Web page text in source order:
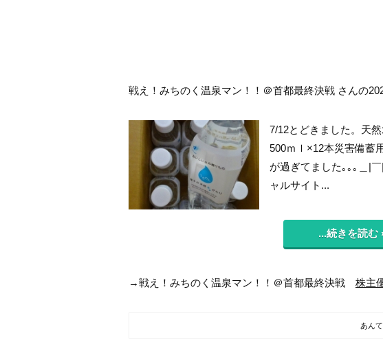
戦え！みちのく温泉マン！！＠首都最終決戦 さんの
7/12とどきました。天
500ｍｌ×12本災害備蓄
が過ぎてました｡｡｡＿|
ャルサイト...
...続きを読む
→戦え！みちのく温泉マン！！＠首都最終決戦 株主
あん